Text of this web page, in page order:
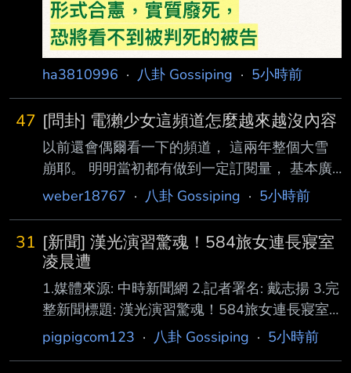
ha3810996 · 八卦 Gossiping · 5小時前
47 [問卦] 電獺少女這頻道怎麼越來越沒內容
以前還會偶爾看一下的頻道， 這兩年整個大雪
崩耶。 明明當初都有做到一定訂閱量， 基本廣
告業配穩定收入能支撐頻道了， 為什麼現在弄
了嗎？ --
weber18767 · 八卦 Gossiping · 5小時前
31 [新聞] 漢光演習驚魂！584旅女連長寢室
凌晨遭
1.媒體來源: 中時新聞網 2.記者署名: 戴志揚 3.完
整新聞標題: 漢光演習驚魂！584旅女連長寢室
凌晨遭不明人士闖入 軍方追緝中 4.完整新聞內
pigpigcom123 · 八卦 Gossiping · 5小時前